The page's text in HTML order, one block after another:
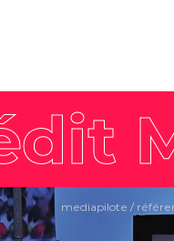
mediapilote /